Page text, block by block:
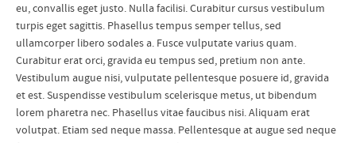
eu, convallis eget justo. Nulla facilisi. Curabitur cursus vestibulum
turpis eget sagittis. Phasellus tempus semper tellus, sed
ullamcorper libero sodales a. Fusce vulputate varius quam.
Curabitur erat orci, gravida eu tempus sed, pretium non ante.
Vestibulum augue nisi, vulputate pellentesque posuere id, gravida
et est. Suspendisse vestibulum scelerisque metus, ut bibendum
lorem pharetra nec. Phasellus vitae faucibus nisi. Aliquam erat
volutpat. Etiam sed neque massa. Pellentesque at augue sed neque